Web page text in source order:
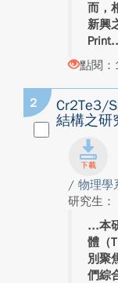
而，
新興
點閱
2
Cr2Te3/
結構之研
/ 物理學
研究生：
本
體（
別聚
們綜